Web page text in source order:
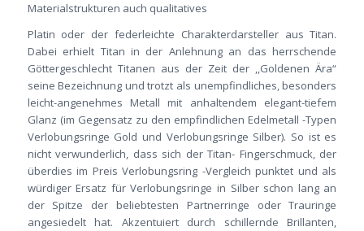
Materialstrukturen auch qualitatives
Platin oder der federleichte Charakterdarsteller aus Titan.
Dabei erhielt Titan in der Anlehnung an das herrschende
Göttergeschlecht Titanen aus der Zeit der ,,Goldenen Ära“
seine Bezeichnung und trotzt als unempfindliches, besonders
leicht-angenehmes Metall mit anhaltendem elegant-tiefem
Glanz (im Gegensatz zu den empfindlichen Edelmetall -Typen
Verlobungsringe Gold und Verlobungsringe Silber). So ist es
nicht verwunderlich, dass sich der Titan- Fingerschmuck, der
überdies im Preis Verlobungsring -Vergleich punktet und als
würdiger Ersatz für Verlobungsringe in Silber schon lang an
der Spitze der beliebtesten Partnerringe oder Trauringe
angesiedelt hat. Akzentuiert durch schillernde Brillanten,